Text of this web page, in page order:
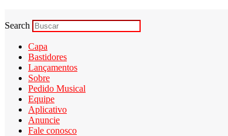
Search
Capa
Bastidores
Lançamentos
Sobre
Pedido Musical
Equipe
Aplicativo
Anuncie
Fale conosco